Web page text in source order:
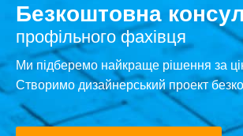
Безкоштовна
профільного фахівця
Ми підберемо найкраще рішення за
Створимо дизайнерський проект